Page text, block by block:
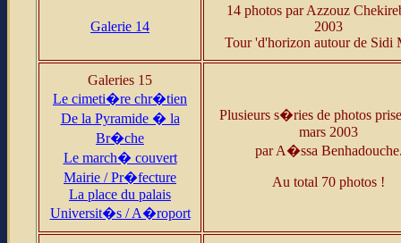
Galerie 14
14 photos par Azzouz
2003
Tour 'd'horizon autour de Sidi
Galeries 15
Le cimeti�re chr�tien
De la Pyramide � la
Br�che
Le march� couvert
Mairie / Pr�fecture
La place du palais
Universit�s / A�roport
Plusieurs s�ries de photos
mars 2003
par A�ssa
Au total 70 photos !